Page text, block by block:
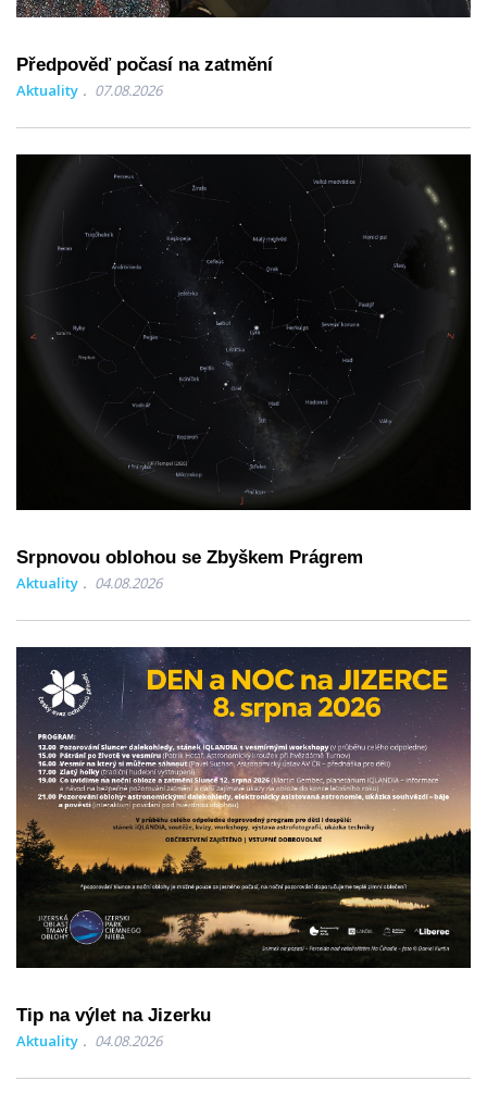
Předpověď počasí na zatmění
Aktuality 07.08.2026
Srpnovou oblohou se Zbyškem Prágrem
Aktuality 04.08.2026
Tip na výlet na Jizerku
Aktuality 04.08.2026